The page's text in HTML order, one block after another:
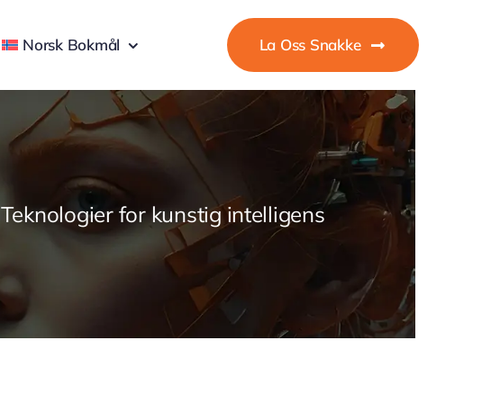
Norsk Bokmål La Oss Snakke
Teknologier for kunstig intelligens